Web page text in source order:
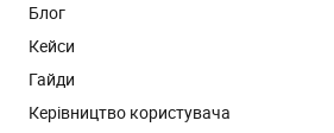
Блог
Кейси
Гайди
Керівництво користувача